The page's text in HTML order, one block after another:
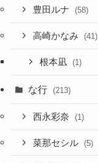
豊田ルナ (58)
高崎かなみ (41)
根本凪 (1)
な行 (213)
西永彩奈 (1)
菜那セシル (5)